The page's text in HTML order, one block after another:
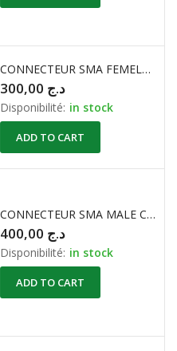
CONNECTEUR SMA FEMELLE DROIT à SOUDER PCB
د.ج
Disponibilité: in stock
ADD TO CART
CONNECTEUR SMA MALE COUDE à SOUDER PCB
د.ج
Disponibilité: in stock
ADD TO CART